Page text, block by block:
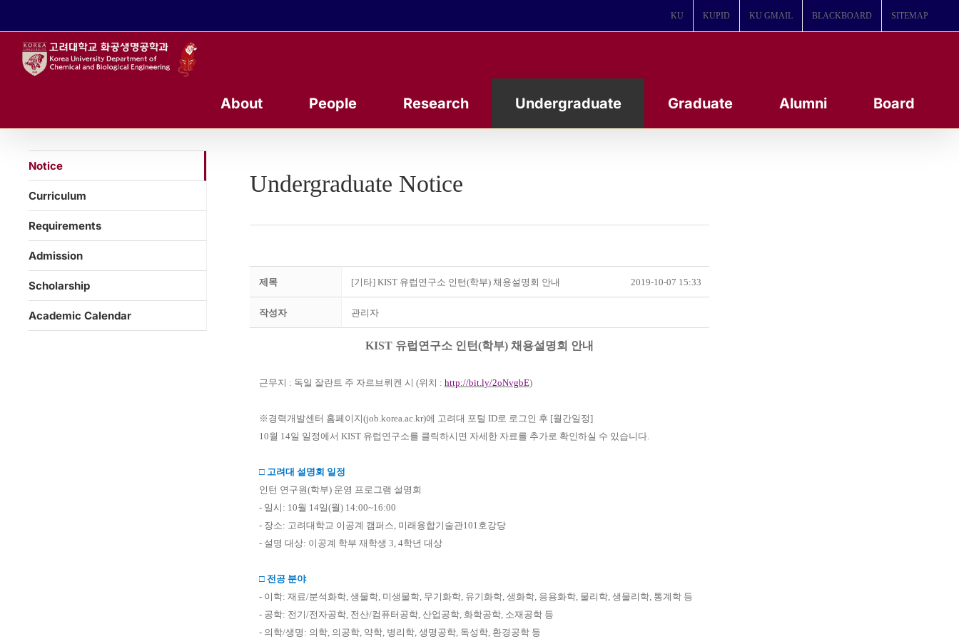
KU KUPID KU GMAIL BLACKBOARD SITEMAP
About People Research Undergraduate Graduate Alumni Board
Undergraduate Notice
제목 [기타] KIST 유럽연구소 인턴(학부) 채용설명회 안내 2019-10-07 15:33
작성자 관리자
KIST 유럽연구소 인턴(학부) 채용설명회 안내
근무지 : 독일 잘란트 주 자르브뤼켄 시 (위치 : http://bit.ly/2oNvgbE)
※ 경력개발센터 홈페이지(job.korea.ac.kr)에 고려대 포털 ID로 로그인 후 [월간일정]
10월 14일 일정에서 KIST 유럽연구소를 클릭하시면 자세한 자료를 추가로 확인하실 수 있습니다.
□ 고려대 설명회 일정
인턴 연구원(학부) 운영 프로그램 설명회
- 일시 : 10월 14일(월) 14:00~16:00
- 장소: 고려대학교 이공계 캠퍼스 미래융합기술관101 호강당
- 설명 대상: 이공계 학부 재학생 3, 4학년 대상
□ 전공 분야
- 이학: 재료/분석화학, 생물학, 미생물학, 무기화학, 유기화학, 생화학, 응용화학, 물리학, 생물리학, 통계학 등
- 공학: 전기/전자공학, 전산/컴퓨터공학, 산업공학, 화학공학, 소재공학 등
- 의학/생명 : 의학, 의공학, 약학, 병리학, 생명공학, 독성학, 환경공학 등
Notice
Curriculum
Requirements
Admission
Scholarship
Academic Calendar